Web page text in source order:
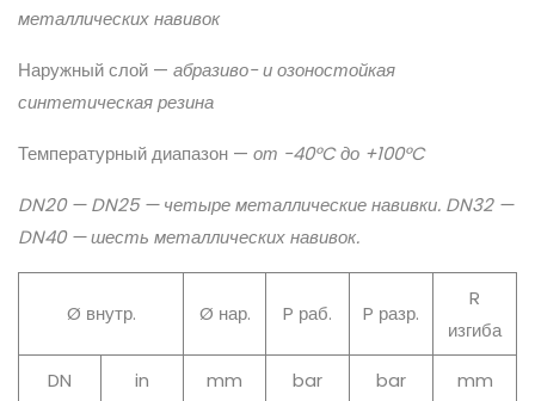
металлических навивок
Наружный слой — абразиво- и озоностойкая
синтетическая резина
Температурный диапазон — от -40°C до +100°C
DN20 — DN25 — четыре металлические навивки. DN32 —
DN40 — шесть металлических навивок.
Ø внутр. Ø нар. P раб. P разр.
R
изгиба
DN
in mm bar bar
mm